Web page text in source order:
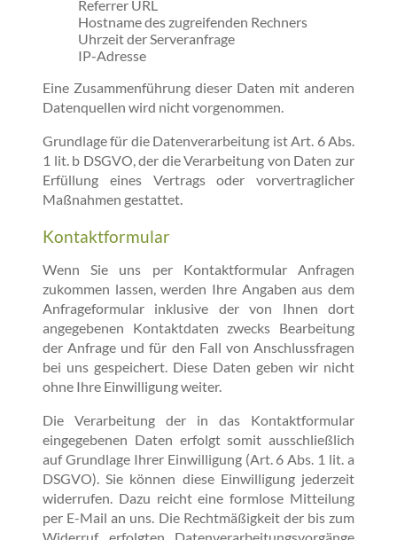
Referrer URL
Hostname des zugreifenden Rechners
Uhrzeit der Serveranfrage
IP-Adresse
Eine Zusammenführung dieser Daten mit anderen
Datenquellen wird nicht vorgenommen.
Grundlage für die Datenverarbeitung ist Art. 6 Abs.
1 lit. b DSGVO, der die Verarbeitung von Daten zur
Erfüllung eines Vertrags oder vorvertraglicher
Maßnahmen gestattet.
Kontaktformular
Wenn Sie uns per Kontaktformular Anfragen
zukommen lassen, werden Ihre Angaben aus dem
Anfrageformular inklusive der von Ihnen dort
angegebenen Kontaktdaten zwecks Bearbeitung
der Anfrage und für den Fall von Anschlussfragen
bei uns gespeichert. Diese Daten geben wir nicht
ohne Ihre Einwilligung weiter.
Die Verarbeitung der in das Kontaktformular
eingegebenen Daten erfolgt somit ausschließlich
auf Grundlage Ihrer Einwilligung (Art. 6 Abs. 1 lit. a
DSGVO). Sie können diese Einwilligung jederzeit
widerrufen. Dazu reicht eine formlose Mitteilung
per E-Mail an uns. Die Rechtmäßigkeit der bis zum
Widerruf erfolgten Datenverarbeitungsvorgänge